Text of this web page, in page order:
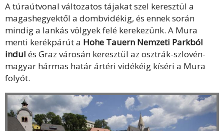
A túraútvonal változatos tájakat szel keresztül a
magashegyektől a dombvidékig, és ennek során
mindig a lankás völgyek felé kerekezünk. A Mura
menti kerékpárút a Hohe Tauern Nemzeti Parkból
indul és Graz városán keresztül az osztrák-szlovén-
magyar hármas határ ártéri vidékéig kíséri a Mura
folyót.